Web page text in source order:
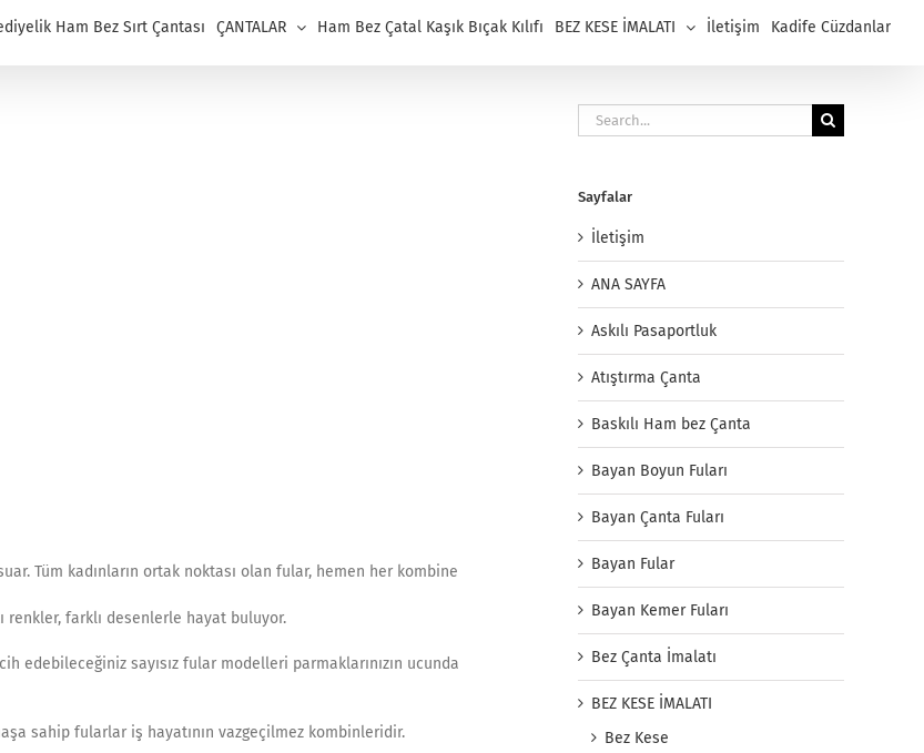
Ham Bez Sırt Çantası ÇANTALAR Ham Bez Çatal Kaşık Bıçak Kılıfı BEZ KESE İMALATI İletişim Kadife Cüzdanlar
Tüm kadınların ortak noktası olan fular, hemen her kombine
renkler, farklı desenlerle hayat buluyor.
edebileceğiniz sayısız fular modelleri parmaklarınızın ucunda
sahip fularlar iş hayatının vazgeçilmez kombinleridir.
Search
for:
Sayfalar
İletişim
ANA SAYFA
Askılı Pasaportluk
Atıştırma Çanta
Baskılı Ham bez Çanta
Bayan Boyun Fuları
Bayan Çanta Fuları
Bayan Fular
Bayan Kemer Fuları
Bez Çanta İmalatı
BEZ KESE İMALATI
Bez Kese